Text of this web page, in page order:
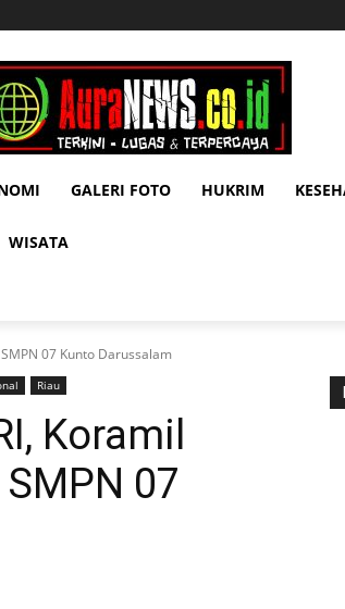
GALERI FOTO HUKRIM
WISATA
07 Kunto Darussalam
Riau
Koramil
07